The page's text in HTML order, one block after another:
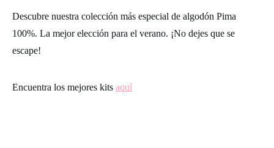
Descubre nuestra colección más especial de algodón Pima
100%. La mejor elección para el verano. ¡No dejes que se
escape!
Encuentra los mejores kits aquí